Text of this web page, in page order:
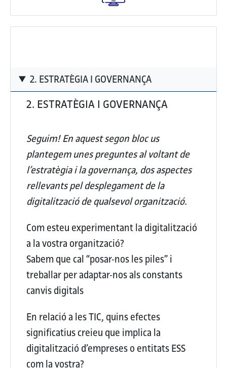
2. ESTRATÈGIA I GOVERNANÇA
2. ESTRATÈGIA I GOVERNANÇA
Seguim! En aquest segon bloc us
plantegem unes preguntes al voltant de
l’estratègia i la governança, dos aspectes
rellevants pel desplegament de la
digitalització de qualsevol organització.
Com esteu experimentant la digitalització
a la vostra organització?
Sabem que cal “posar-nos les piles” i
treballar per adaptar-nos als constants
canvis digitals
En relació a les TIC, quins efectes
significatius creieu que implica la
digitalització d’empreses o entitats ESS
com la vostra?